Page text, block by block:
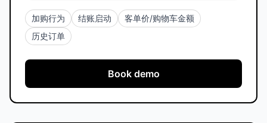
加购行为 结账启动
客单价/购物车金额
历史订单
Book demo